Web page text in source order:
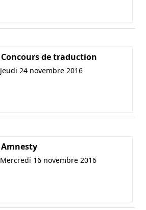
Concours de traduction
Jeudi 24 novembre 2016
Amnesty
Mercredi 16 novembre 2016